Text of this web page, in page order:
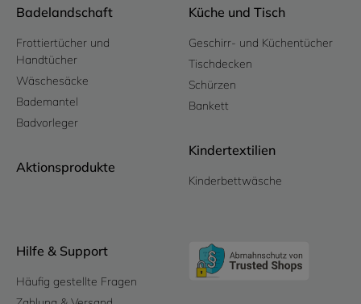
Badelandschaft
Frottiertücher und
Handtücher
Wäschesäcke
Bademantel
Badvorleger
Aktionsprodukte
Küche und Tisch
Geschirr- und Küchentücher
Tischdecken
Schürzen
Bankett
Kindertextilien
Kinderbettwäsche
Hilfe & Support
Häufig gestellte Fragen